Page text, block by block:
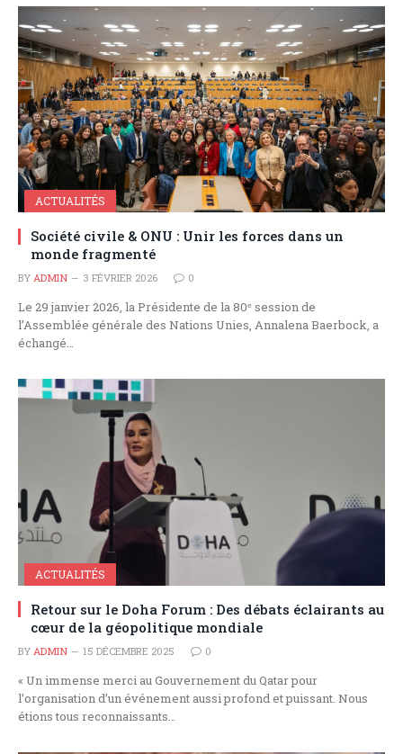
ACTUALITÉS
Société civile & ONU : Unir les forces dans un
monde fragmenté
BY ADMIN 3 FÉVRIER 2026 0
Le 29 janvier 2026, la Présidente de la 80ᵉ session de
l’Assemblée générale des Nations Unies, Annalena Baerbock, a
échangé…
ACTUALITÉS
Retour sur le Doha Forum : Des débats éclairants au
cœur de la géopolitique mondiale
BY ADMIN 15 DÉCEMBRE 2025 0
« Un immense merci au Gouvernement du Qatar pour
l’organisation d’un événement aussi profond et puissant. Nous
étions tous reconnaissants…